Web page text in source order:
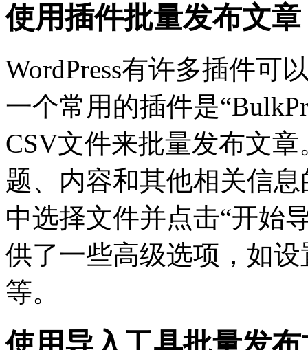
使用插件批量发布文章
WordPress有许多插件可
一个常用的插件是
CSV文件来批量发布文
题、内容和其他相关信
中选择文件并点击“开始
供了一些高级选项，如
等。